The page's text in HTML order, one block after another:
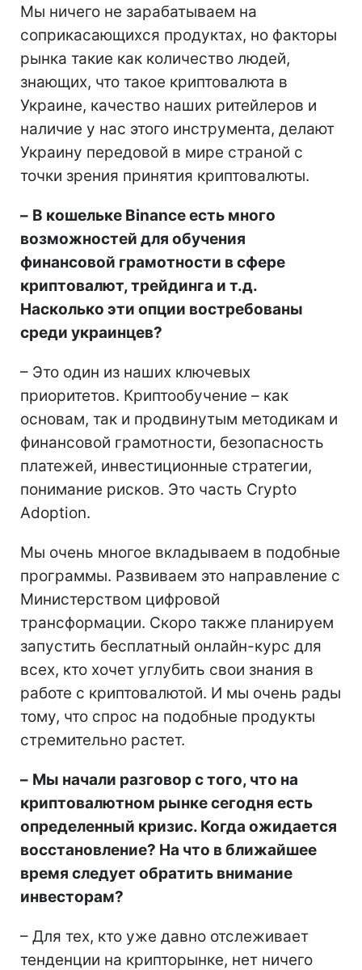
Мы ничего не зарабатываем на
соприкасающихся продуктах, но факторы
рынка такие как количество людей,
знающих, что такое криптовалюта в
Украине, качество наших ритейлеров и
наличие у нас этого инструмента, делают
Украину передовой в мире страной с
точки зрения принятия криптовалюты.
– В кошельке Binance есть много
возможностей для обучения
финансовой грамотности в сфере
криптовалют, трейдинга и т.д.
Насколько эти опции востребованы
среди украинцев?
– Это один из наших ключевых
приоритетов. Криптообучение – как
основам, так и продвинутым методикам и
финансовой грамотности, безопасность
платежей, инвестиционные стратегии,
понимание рисков. Это часть Crypto
Adoption.
Мы очень многое вкладываем в подобные
программы. Развиваем это направление с
Министерством цифровой
трансформации. Скоро также планируем
запустить бесплатный онлайн-курс для
всех, кто хочет углубить свои знания в
работе с криптовалютой. И мы очень рады
тому, что спрос на подобные продукты
стремительно растет.
– Мы начали разговор с того, что на
криптовалютном рынке сегодня есть
определенный кризис. Когда ожидается
восстановление? На что в ближайшее
время следует обратить внимание
инвесторам?
– Для тех, кто уже давно отслеживает
тенденции на крипторынке, нет ничего